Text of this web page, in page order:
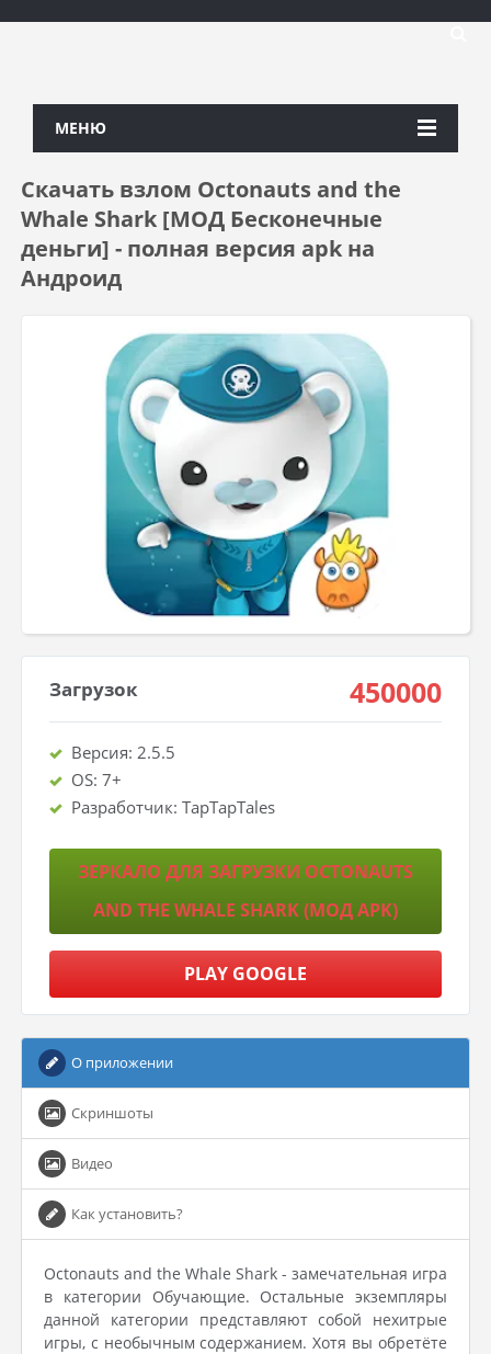
МЕНЮ
Скачать взлом Octonauts and the
Whale Shark [МОД Бесконечные
деньги] - полная версия apk на
Андроид
Загрузок 450000
Версия: 2.5.5
OS: 7+
Разработчик: TapTapTales
ЗЕРКАЛО ДЛЯ ЗАГРУЗКИ OCTONAUTS
AND THE WHALE SHARK (МОД APK)
PLAY GOOGLE
О приложении
Скриншоты
Видео
Как установить?
Octonauts and the Whale Shark - замечательная игра
в категории Обучающие. Остальные экземпляры
данной категории представляют собой нехитрые
игры, с необычным содержанием. Хотя вы обретёте